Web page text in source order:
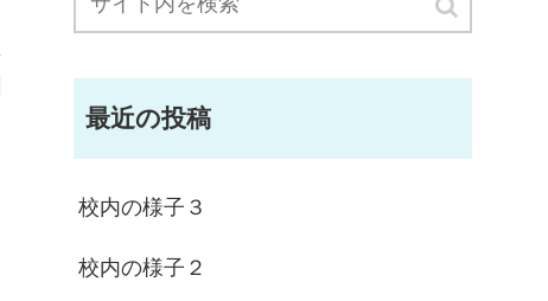
最近の投稿
校内の様子３
校内の様子２